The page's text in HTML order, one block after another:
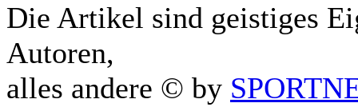
Die Artikel sind geistiges
Autoren,
alles andere © by